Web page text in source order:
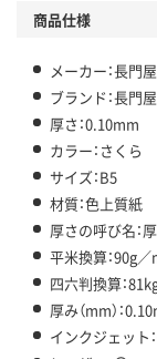
商品仕様
メーカー：長門
ブランド：長門
厚さ：0.10mm
カラー：さくら
サイズ：B5
材質：色上質紙
厚さの呼び名：
平米換算：90g／
四六判換算：
厚み（mm）：
インクジェット